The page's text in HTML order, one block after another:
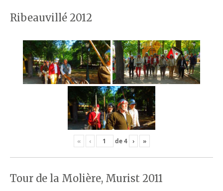
Ribeauvillé 2012
« ‹ de4 › »
Tour de la Molière, Murist 2011